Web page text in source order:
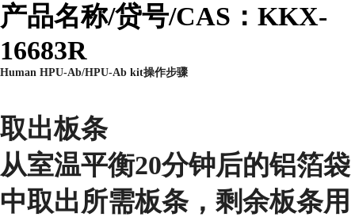
产品名称/贷号/CAS：KKX-
16683R
Human HPU-Ab/HPU-Ab kit操作步骤
取出板条
从室温平衡20分钟后的铝箔袋
中取出所需板条，剩余板条用